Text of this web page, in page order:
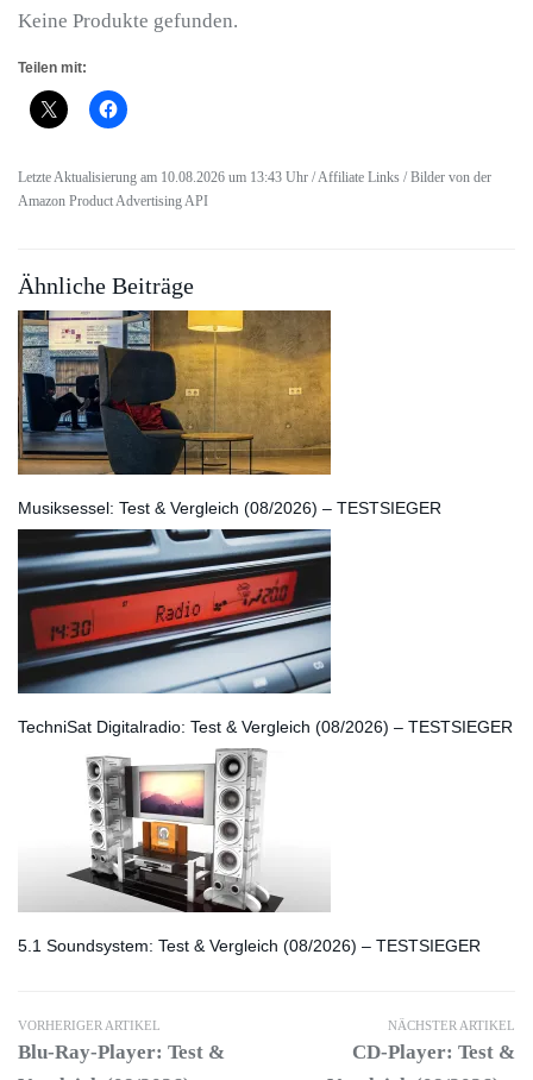
Keine Produkte gefunden.
Teilen mit:
Letzte Aktualisierung am 10.08.2026 um 13:43 Uhr / Affiliate Links / Bilder von der
Amazon Product Advertising API
Ähnliche Beiträge
Musiksessel: Test & Vergleich (08/2026) – TESTSIEGER
TechniSat Digitalradio: Test & Vergleich (08/2026) – TESTSIEGER
5.1 Soundsystem: Test & Vergleich (08/2026) – TESTSIEGER
VORHERIGER ARTIKEL
Blu-Ray-Player: Test &
NÄCHSTER ARTIKEL
CD-Player: Test &